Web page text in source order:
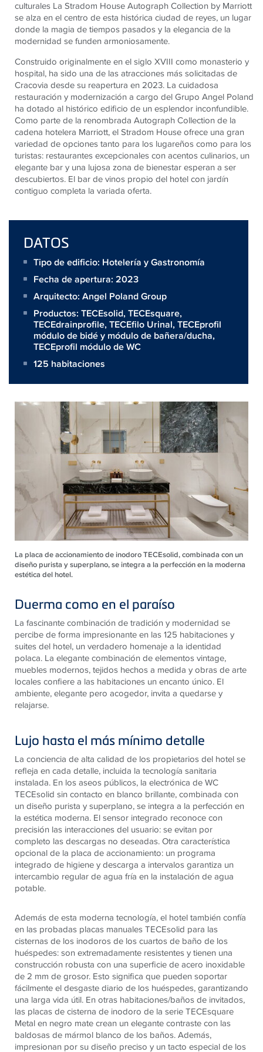
culturales La Stradom House Autograph Collection by Marriott
se alza en el centro de esta histórica ciudad de reyes, un lugar
donde la magia de tiempos pasados y la elegancia de la
modernidad se funden armoniosamente.
Construido originalmente en el siglo XVIII como monasterio y
hospital, ha sido una de las atracciones más solicitadas de
Cracovia desde su reapertura en 2023. La cuidadosa
restauración y modernización a cargo del Grupo Angel Poland
ha dotado al histórico edificio de un esplendor inconfundible.
Como parte de la renombrada Autograph Collection de la
cadena hotelera Marriott, el Stradom House ofrece una gran
variedad de opciones tanto para los lugareños como para los
turistas: restaurantes excepcionales con acentos culinarios, un
elegante bar y una lujosa zona de bienestar esperan a ser
descubiertos. El bar de vinos propio del hotel con jardín
contiguo completa la variada oferta.
DATOS
Tipo de edificio: Hotelería y Gastronomía
Fecha de apertura: 2023
Arquitecto: Angel Poland Group
Productos: TECEsolid,TECEsquare,
TECEdrainprofile,TECEfilo Urinal,TECEprofil
módulo de bidé y módulo de bañera/ducha,
TECEprofil módulo de WC
125 habitaciones
La placa de accionamiento de inodoro TECEsolid, combinada con un
diseño purista y superplano, se integra a la perfección en la moderna
estética del hotel.
Duerma como en el paraíso
La fascinante combinación de tradición y modernidad se
percibe de forma impresionante en las 125 habitaciones y
suites del hotel, un verdadero homenaje a la identidad
polaca. La elegante combinación de elementos vintage,
muebles modernos, tejidos hechos a medida y obras de arte
locales confiere a las habitaciones un encanto único. El
ambiente, elegante pero acogedor, invita a quedarse y
relajarse.
Lujo hasta el más mínimo detalle
La conciencia de alta calidad de los propietarios del hotel se
refleja en cada detalle, incluida la tecnología sanitaria
instalada. En los aseos públicos, la electrónica de WC
TECEsolid sin contacto en blanco brillante, combinada con
un diseño purista y superplano, se integra a la perfección en
la estética moderna. El sensor integrado reconoce con
precisión las interacciones del usuario: se evitan por
completo las descargas no deseadas. Otra característica
opcional de la placa de accionamiento: un programa
integrado de higiene y descarga a intervalos garantiza un
intercambio regular de agua fría en la instalación de agua
potable.
Además de esta moderna tecnología, el hotel también confía
en las probadas placas manuales TECEsolid para las
cisternas de los inodoros de los cuartos de baño de los
huéspedes: son extremadamente resistentes y tienen una
construcción robusta con una superficie de acero inoxidable
de 2 mm de grosor. Esto significa que pueden soportar
fácilmente el desgaste diario de los huéspedes, garantizando
una larga vida útil. En otras habitaciones/baños de invitados,
las placas de cisterna de inodoro de la serie TECEsquare
Metal en negro mate crean un elegante contraste con las
baldosas de mármol blanco de los baños. Además,
impresionan por su diseño preciso y un tacto especial de los